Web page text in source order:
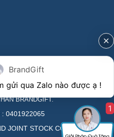
BRANDGIFT.
: 0401922065
JOINT STOCK COMPANY
BrandGift
1